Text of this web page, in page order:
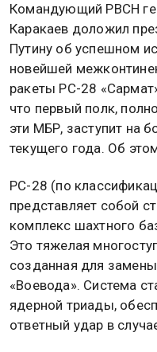
Командующий РВСН
Каракаев доложил
Путину об успешном
новейшей
ракеты РС-28
что первый полк,
эти МБР, заступит на
текущего года. Об
РС-28 (по
представляет собой
комплекс шахтного
Это тяжелая
созданная для
«Воевода». Система
ядерной триады,
ответный удар в